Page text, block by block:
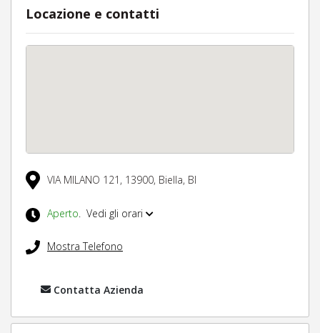
Locazione e contatti
VIA MILANO 121, 13900, Biella, BI
Aperto. Vedi gli orari
Mostra Telefono
Contatta Azienda